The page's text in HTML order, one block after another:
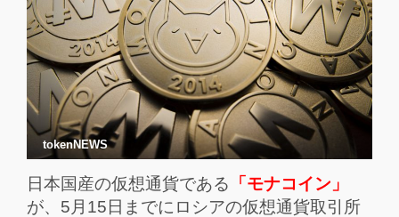
tokenNEWS
日本国産の仮想通貨である 「モナコイン」
が、5月15日までにロシアの仮想通貨取引所